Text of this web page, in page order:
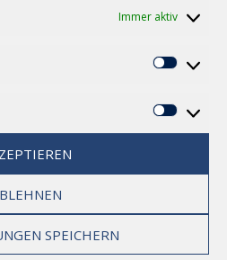
Immer aktiv
SPEICHERN
Logo und Motto finden und
an die Heimat immer
von unserem Wildflecken
Euch bitten mir Euer Lieblingsbild
ihr sagt
eine Ansichtskarte machen die
schon bei dem einen oder